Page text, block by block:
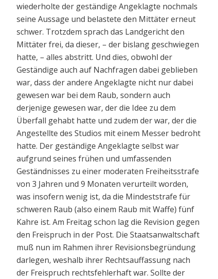
wiederholte der geständige Angeklagte nochmals
seine Aussage und belastete den Mittäter erneut
schwer. Trotzdem sprach das Landgericht den
Mittäter frei, da dieser, – der bislang geschwiegen
hatte, – alles abstritt. Und dies, obwohl der
Geständige auch auf Nachfragen dabei geblieben
war, dass der andere Angeklagte nicht nur dabei
gewesen war bei dem Raub, sondern auch
derjenige gewesen war, der die Idee zu dem
Überfall gehabt hatte und zudem der war, der die
Angestellte des Studios mit einem Messer bedroht
hatte. Der geständige Angeklagte selbst war
aufgrund seines frühen und umfassenden
Geständnisses zu einer moderaten Freiheitsstrafe
von 3 Jahren und 9 Monaten verurteilt worden,
was insofern wenig ist, da die Mindeststrafe für
schweren Raub (also einem Raub mit Waffe) fünf
Kahre ist. Am Freitag schon lag die Revision gegen
den Freispruch in der Post. Die Staatsanwaltschaft
muß nun im Rahmen ihrer Revisionsbegründung
darlegen, weshalb ihrer Rechtsauffassung nach
der Freispruch rechtsfehlerhaft war. Sollte der